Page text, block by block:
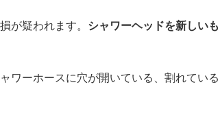
が疑われます。 シャワーヘッドを新しいも
ワーホースに穴が開いている、割れている